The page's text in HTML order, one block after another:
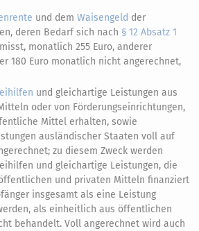
und demWaisengeld der
deren Bedarf sich nach § 12 Absatz 1
monatlich 255 Euro, anderer
180 Euro monatlich nicht angerechnet,
und gleichartige Leistungen aus
oder von Förderungseinrichtungen,
Mittel erhalten, sowie
ausländischer Staaten voll auf
zu diesem Zweck werden
und gleichartige Leistungen, die
und privaten Mitteln finanziert
insgesamt als eine Leistung
als einheitlich aus öffentlichen
behandelt. Voll angerechnet wird auch